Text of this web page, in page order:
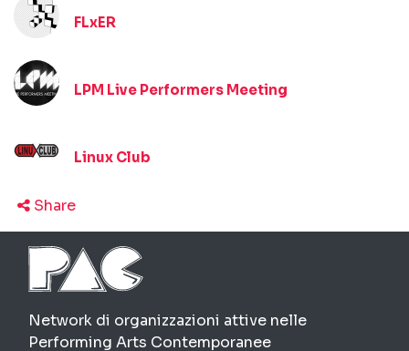
FLxER
LPM Live Performers Meeting
Linux Club
Share
PAC
Network di organizzazioni attive nelle
Performing Arts Contemporanee